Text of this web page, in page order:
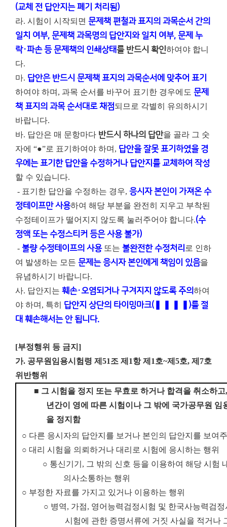
(교체 전 답안지는 폐기 처리됨)
라. 시험이 시작되면 문제책 편철과 표지의 과목순서 간의
일치 여부, 문제책 과목명의 답안지와 일치 여부, 문제 누
락・파손 등 문제책의 인쇄상태를 반드시 확인하여야 합니
다.
마. 답안은 반드시 문제책 표지의 과목순서에 맞추어 표기
하여야 하며, 과목 순서를 바꾸어 표기한 경우에도 문제
책 표지의 과목 순서대로 채점되므로 각별히 유의하시기
바랍니다.
바. 답안은 매 문항마다 반드시 하나의 답만을 골라 그 숫
자에 “●”로 표기하여야 하며, 답안을 잘못 표기하였을 경
우에는 표기한 답안을 수정하거나 답안지를 교체하여 작성
할 수 있습니다.
- 표기한 답안을 수정하는 경우, 응시자 본인이 가져온 수
정테이프만 사용하여 해당 부분을 완전히 지우고 부착된
수정테이프가 떨어지지 않도록 눌러주어야 합니다.(수
정액 또는 수정스티커 등은 사용 불가)
- 불량 수정테이프의 사용또는 불완전한 수정처리 로 인하
여 발생하는 모든 문제는 응시자 본인에게 책임이 있음을
유념하시기 바랍니다.
사. 답안지는 훼손・오염되거나 구겨지지 않도록 주의하여
야 하며, 특히 답안지 상단의 타이밍마크(❚ ❚ ❚ ❚)를 절
대 훼손해서는 안 됩니다.
[부정행위 등 금지]
가. 공무원임용시험령 제51조 제1항 제1호~제5호, 제7호
위반행위
■ 그 시험을 정지 또는 무효로 하거나 합격을 취소하고
년간이 영에 따른 시험이나 그 밖에 국가공무원 임
을 정지함
○ 다른 응시자의 답안지를 보거나 본인의 답안지를 보여
○대리 시험을 의뢰하거나 대리로 시험에 응시하는 행위
○ 통신기기 , 그 밖의 신호 등을 이용하여 해당 시험
의사소통하는 행위
○ 부정한 자료를 가지고 있거나 이용하는 행위
○ 병역, 가점, 영어능력검정시험 및 한국사능력검
시험에 관한 증명서류에 거짓 사실을 적거나